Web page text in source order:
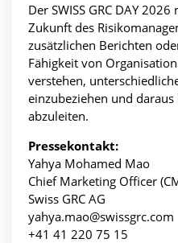
Der SWISS GRC DAY
Zukunft des
zusätzlichen Berichten
Fähigkeit von
verstehen,
einzubeziehen und daraus
abzuleiten.
Pressekontakt:
Yahya Mohamed Mao
Chief Marketing Officer
Swiss GRC AG
yahya.mao@swissgrc.com
+41 41 220 75 15